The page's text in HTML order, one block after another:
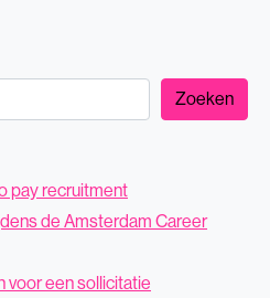
Zoeken
pay recruitment
de Amsterdam Career
voor een sollicitatie